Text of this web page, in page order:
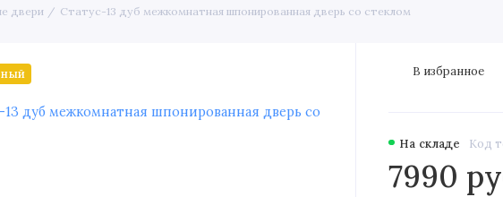
двери Статус-13 дуб межкомнатная шпонированная дверь со стеклом
На складе Код
7990
В избранное